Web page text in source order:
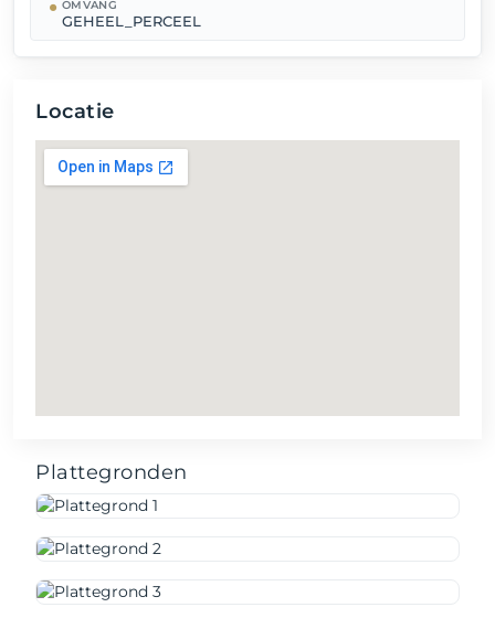
OMVANG
GEHEEL_PERCEEL
Locatie
Plattegronden